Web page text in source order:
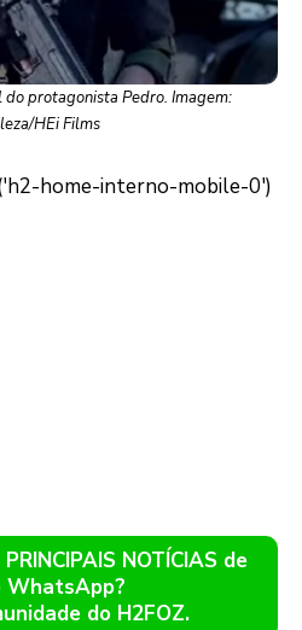
do protagonista Pedro. Imagem:
HEi Films
NOTÍCIAS de
WhatsApp?
do H2FOZ.